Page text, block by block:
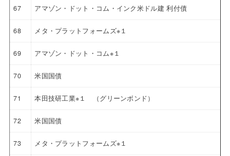
67 アマゾン・ドット・コム・インク米ドル建 利付債
68 メタ・プラットフォームズ※１
69 アマゾン・ドット・コム※１
70 米国国債
71 本田技研工業※１ （グリーンボンド）
72 米国国債
73 メタ・プラットフォームズ※１